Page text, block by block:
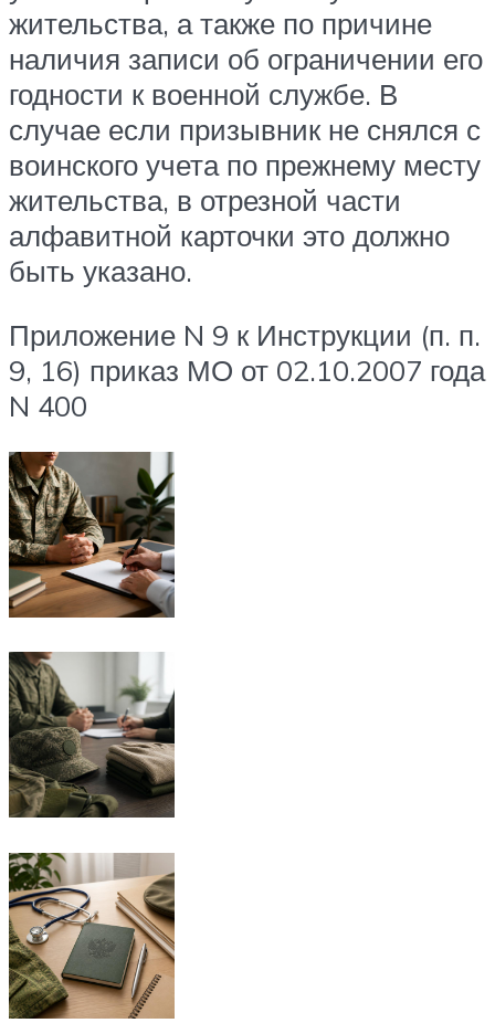
жительства, а также по причине
наличия записи об ограничении его
годности к военной службе. В
случае если призывник не снялся с
воинского учета по прежнему месту
жительства, в отрезной части
алфавитной карточки это должно
быть указано.
Приложение N 9 к Инструкции (п. п.
9, 16) приказ МО от 02.10.2007 года
N 400